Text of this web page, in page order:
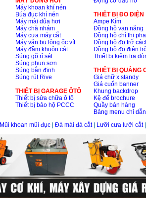
Máy khoan khí nén
Búa đục khí nén
Máy mài dũa hơi
Máy chà nhám
Máy cưa máy cắt
Máy vặn bu lông ốc vít
Máy đầm khuôn cát
Súng gõ rỉ sét
Súng phun sơn
Súng bắn đinh
Súng rút Rive
THIÊT BỊ GARAGE ÔTÔ
Thiết bị sửa chữa ô tô
Thiết bị bảo hộ PCCC
THIÊT BỊ ĐO ĐIỆN
Ampe Kìm
Đồng hồ vạn năng
Đồng hồ chỉ thị pha
Đồng hồ đo trở
Đồng hồ đo điện
Thiết bị kiểm tra
THIỆT BỊ QUẢNG
Giá chữ x standy
Giá cuốn banner
Khung backdrop
Kệ để brochure
Quầy bán hàng
Bảng menu chỉ dẫn
Mũi khoan mũi đục Đá mài đá cắt| Lưỡi cưa lưỡi cắt